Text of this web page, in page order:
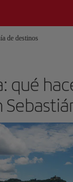
de destinos
qué